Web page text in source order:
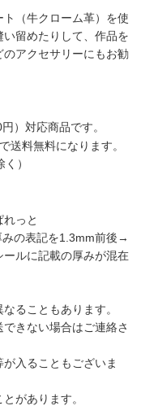
（牛クローム革）を使
留めたりして、作品を
アクセサリーにもお勧
）対応商品です。
送料無料になります。
）
っと
の表記を1.3mm前後→
ルに記載の厚みが混在
ることもあります。
きない場合はご連絡さ
入ることもございま
があります。